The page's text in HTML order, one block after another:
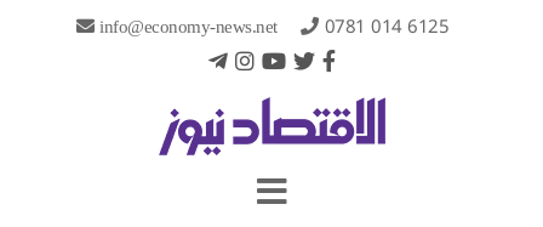
info@economy-news.net 0781 014 6125